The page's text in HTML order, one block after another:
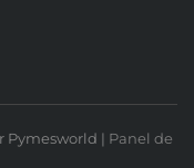
Pymesworld | Panel de